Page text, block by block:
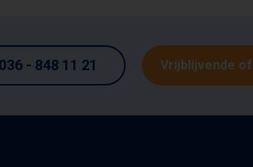
- 848 11 21 Vrijblijvende